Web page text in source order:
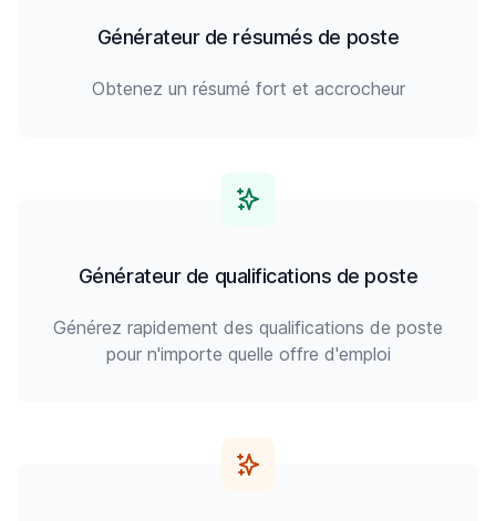
Générateur de résumés de poste
Obtenez un résumé fort et accrocheur
Générateur de qualifications de poste
Générez rapidement des qualifications de poste
pour n'importe quelle offre d'emploi